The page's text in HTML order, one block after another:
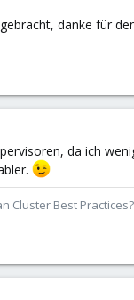
danke für
da ich
Cluster Best